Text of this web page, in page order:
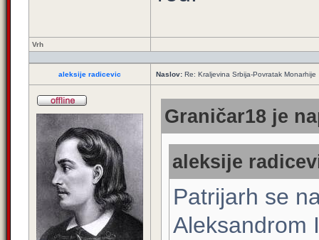
Vrh
aleksije radicevic Naslov: Re: Kraljevina Srbija-Povratak Monarhije
Graničar18 je
aleksije
Patrijarh se
Aleksandrom